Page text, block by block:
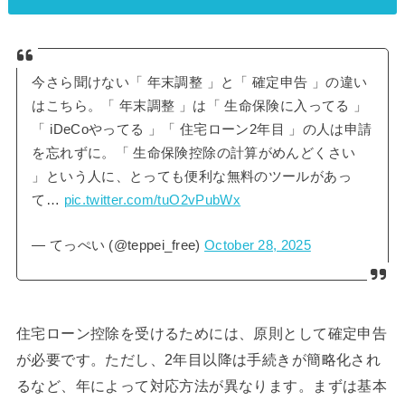
今さら聞けない「 年末調整 」と「 確定申告 」の違い
はこちら。「 年末調整 」は「 生命保険に入ってる 」
「 iDeCoやってる 」「 住宅ローン2年目 」の人は申請
を忘れずに。「 生命保険控除の計算がめんどくさい
」という人に、とっても便利な無料のツールがあっ
て… pic.twitter.com/tuO2vPubWx
— てっぺい (@teppei_free) October 28, 2025
住宅ローン控除を受けるためには、原則として確定申告
が必要です。ただし、2年目以降は手続きが簡略化され
るなど、年によって対応方法が異なります。まずは基本